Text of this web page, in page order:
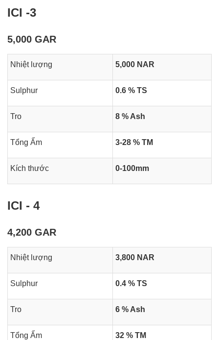
ICI -3
5,000 GAR
Nhiệt lượng 5,000 NAR
Sulphur 0.6 % TS
Tro 8 % Ash
Tổng Ẩm 3-28 % TM
Kích thước 0-100mm
ICI - 4
4,200 GAR
Nhiệt lượng 3,800 NAR
Sulphur 0.4 % TS
Tro 6 % Ash
Tổng Ẩm 32 % TM